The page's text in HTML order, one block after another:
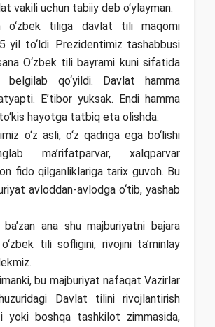
vakili uchun tabiiy deb o‘ylayman.
tiliga davlat tili maqomi
yil to‘ldi. Prezidentimiz tashabbusi
O‘zbek tili bayrami kuni sifatida
belgilab qo‘yildi. Davlat hamma
E’tibor yuksak. Endi hamma
hayotga tatbiq eta olishda.
o‘z asli, o‘z qadriga ega bo‘lishi
ma’rifatparvar, xalqparvar
fido qilganliklariga tarix guvoh. Bu
avloddan-avlodga o‘tib, yashab
ana shu majburiyatni bajara
tili sofligini, rivojini ta’minlay
bu majburiyat nafaqat Vazirlar
Davlat tilini rivojlantirish
yoki boshqa tashkilot zimmasida,